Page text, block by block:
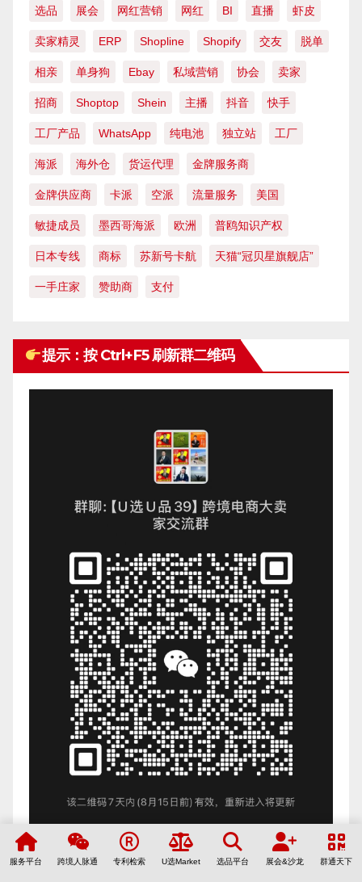
选品 展会 网红营销 网红 BI 直播 虾皮
卖家精灵 ERP Shopline Shopify 交友 脱单
相亲 单身狗 Ebay 私域营销 协会 卖家
招商 Shoptop Shein 主播 抖音 快手
工厂产品 WhatsApp 纯电池 独立站 工厂
海派 海外仓 货运代理 金牌服务商
金牌供应商 卡派 空派 流量服务 美国
敏捷成员 墨西哥海派 欧洲 普鸥知识产权
日本专线 商标 苏新号卡航 天猫“冠贝星旗舰店”
一手庄家 赞助商 支付
提示：按 Ctrl+F5 刷新群二维码
服务平台 跨境人脉通 专利检索 U选Market 选品平台 展会&沙龙 群通天下